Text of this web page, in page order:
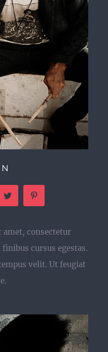
consectetur
cursus egestas.
velit. Ut feugiat